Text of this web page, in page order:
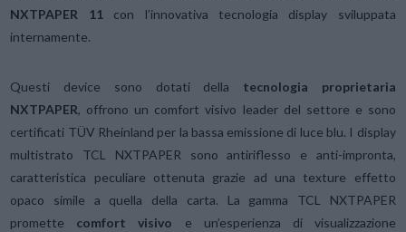
NXTPAPER 11 con l’innovativa tecnologia display sviluppata
internamente.
Questi device sono dotati della tecnologia proprietaria
NXTPAPER, offrono un comfort visivo leader del settore e sono
certificati TÜV Rheinland per la bassa emissione di luce blu. I display
multistrato TCL NXTPAPER sono antiriflesso e anti-impronta,
caratteristica peculiare ottenuta grazie ad una texture effetto
opaco simile a quella della carta. La gamma TCL NXTPAPER
promette comfort visivo e un’esperienza di visualizzazione